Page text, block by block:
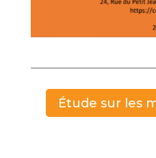
Étude sur les